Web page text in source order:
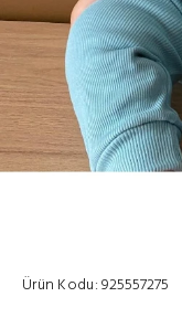
Ürün Kodu:925557275